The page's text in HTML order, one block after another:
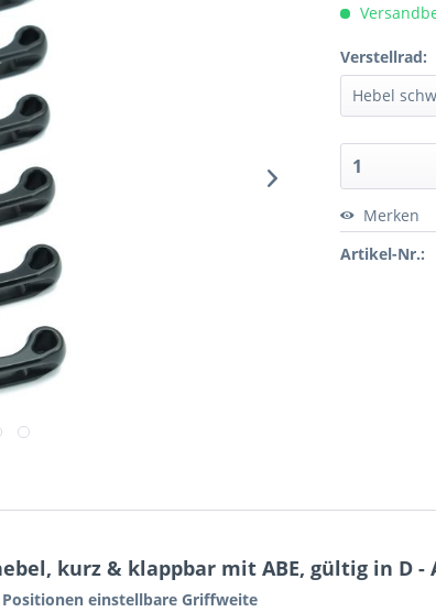
Verstellrad:
Merken
Artikel-Nr.:
kurz & klappbar mit ABE, gültig in D -
einstellbare Griffweite